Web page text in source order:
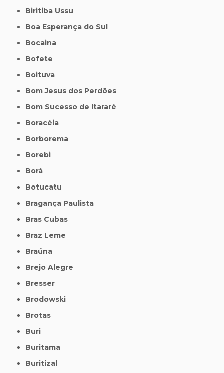
Biritiba Ussu
Boa Esperança do Sul
Bocaina
Bofete
Boituva
Bom Jesus dos Perdões
Bom Sucesso de Itararé
Boracéia
Borborema
Borebi
Borá
Botucatu
Bragança Paulista
Bras Cubas
Braz Leme
Braúna
Brejo Alegre
Bresser
Brodowski
Brotas
Buri
Buritama
Buritizal